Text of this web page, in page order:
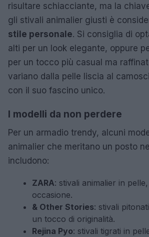
risultare schiacciante, ma la
gli stivali animalier giusti è
stile personale. Si consiglia di
alti per un look elegante, oppure
per un tocco più casual ma
variano dalla pelle liscia al
con il suo fascino unico.
I modelli da non perdere
Per un armadio trendy, alcuni
animalier che meritano un posto
includono:
ZARA: stivali animalier in
occasione.
& Other Stories: stivali
un tocco di originalità.
Rejina Pyo: stivali tigrati in